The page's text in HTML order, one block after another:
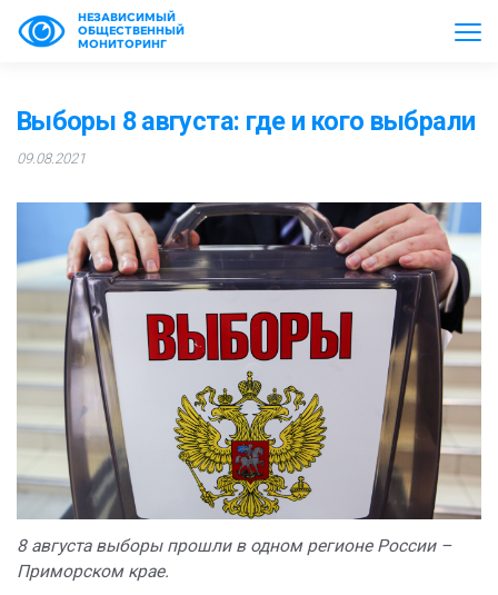
НЕЗАВИСИМЫЙ
ОБЩЕСТВЕННЫЙ
МОНИТОРИНГ
Выборы 8 августа: где и кого выбрали
09.08.2021
8 августа выборы прошли в одном регионе России –
Приморском крае.